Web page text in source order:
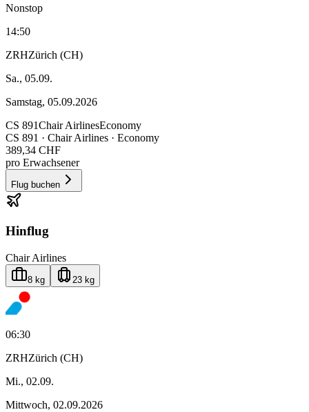
Nonstop
14:50
ZRHZürich (CH)
Sa., 05.09.
Samstag, 05.09.2026
CS 891Chair AirlinesEconomy
CS 891 · Chair Airlines · Economy
389,34 CHF
pro Erwachsener
Flug buchen
Hinflug
Chair Airlines
8 kg 23 kg
06:30
ZRHZürich (CH)
Mi., 02.09.
Mittwoch, 02.09.2026